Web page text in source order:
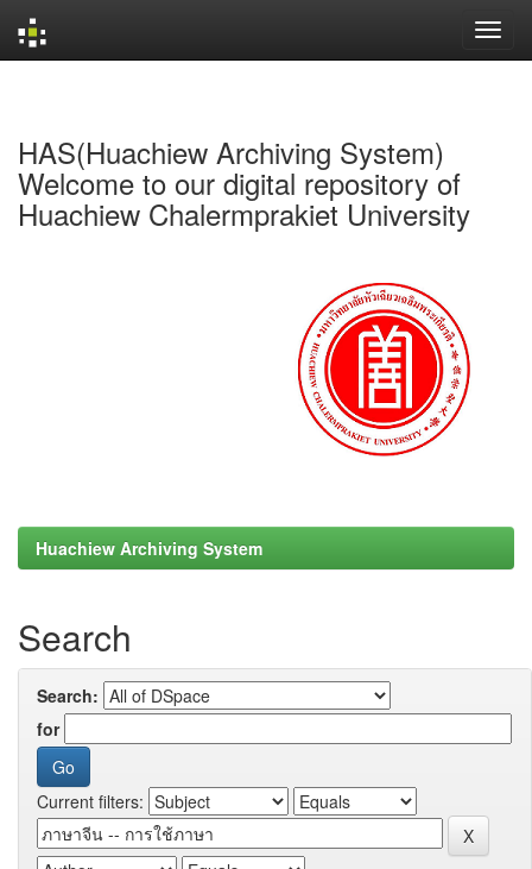
HAS(Huachiew Archiving System)
Welcome to our digital repository of
Huachiew Chalermprakiet University
Huachiew Archiving System
Search
Search:
for
Current filters: